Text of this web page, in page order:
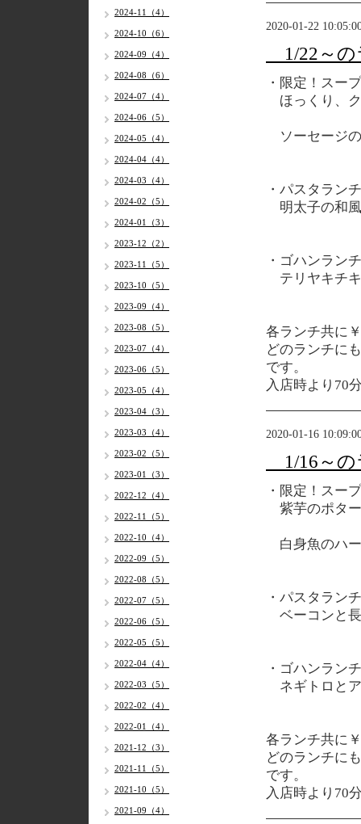
2020-01-22
1/22～の
・限定！スー
ほっくり、
ソーセージ
・パスタランチ
明太子の和
・ゴハンランチ
テリヤキチ
各ランチ共に
どのランチに
です。
入店時より70
2020-01-16
1/16～の
・限定！スー
紫芋のポタ
白身魚のハ
・パスタランチ
ベーコンと
・ゴハンランチ
ネギトロと
各ランチ共に
どのランチに
です。
入店時より70
2024-11（4）
2024-10（6）
2024-09（4）
2024-08（6）
2024-07（4）
2024-06（5）
2024-05（4）
2024-04（4）
2024-03（4）
2024-02（5）
2024-01（3）
2023-12（2）
2023-11（5）
2023-10（5）
2023-09（4）
2023-08（5）
2023-07（4）
2023-06（5）
2023-05（4）
2023-04（3）
2023-03（4）
2023-02（5）
2023-01（3）
2022-12（4）
2022-11（5）
2022-10（4）
2022-09（5）
2022-08（5）
2022-07（5）
2022-06（5）
2022-05（5）
2022-04（4）
2022-03（5）
2022-02（4）
2022-01（4）
2021-12（3）
2021-11（5）
2021-10（5）
2021-09（4）